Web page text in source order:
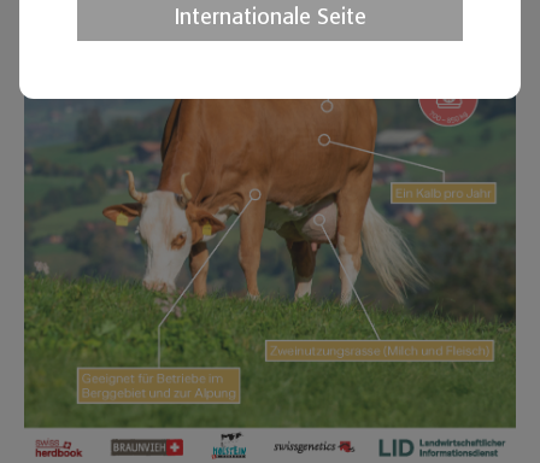
Internationale Seite